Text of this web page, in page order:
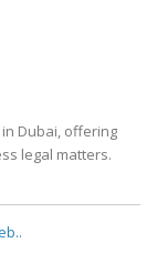
Dubai, offering
legal matters.